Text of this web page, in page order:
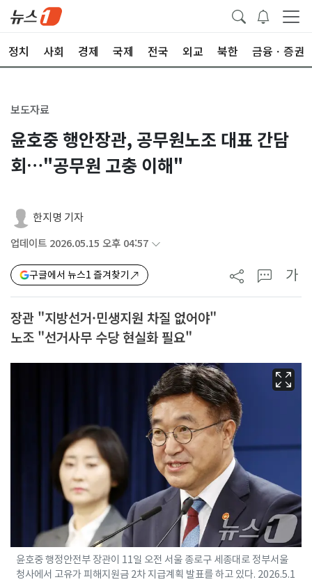
정치 사회 경제 국제 전국 외교 북한 금융ㆍ증권
보도자료
윤호중 행안장관, 공무원노조 대표 간담
회…"공무원 고충 이해"
한지명 기자
업데이트 2026.05.15 오후 04:57
구글에서 뉴스1 즐겨찾기 가
장관 "지방선거·민생지원 차질 없어야"
노조 "선거사무 수당 현실화 필요"
윤호중 행정안전부 장관이 11일 오전 서울 종로구 세종대로 정부서울
청사에서 고유가 피해지원금 2차 지급계획 발표를 하고 있다. 2026.5.1